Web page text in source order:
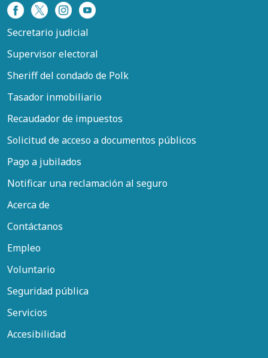
Secretario judicial
Supervisor electoral
Sheriff del condado de Polk
Tasador inmobiliario
Recaudador de impuestos
Solicitud de acceso a documentos públicos
Pago a jubilados
Notificar una reclamación al seguro
Acerca de
Contáctanos
Empleo
Voluntario
Seguridad pública
Servicios
Accesibilidad